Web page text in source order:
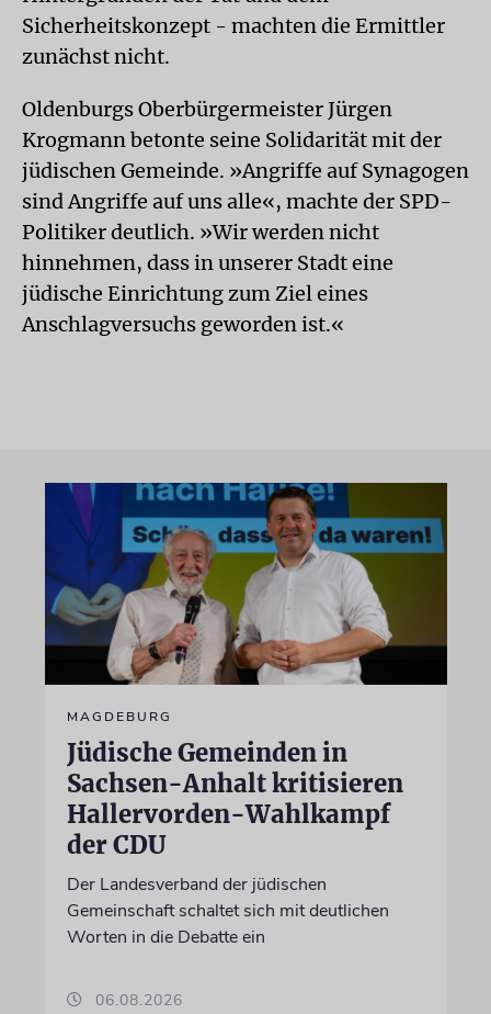
Sicherheitskonzept - machten die Ermittler
zunächst nicht.
Oldenburgs Oberbürgermeister Jürgen
Krogmann betonte seine Solidarität mit der
jüdischen Gemeinde. »Angriffe auf Synagogen
sind Angriffe auf uns alle«, machte der SPD-
Politiker deutlich. »Wir werden nicht
hinnehmen, dass in unserer Stadt eine
jüdische Einrichtung zum Ziel eines
Anschlagversuchs geworden ist.«
MAGDEBURG
Jüdische Gemeinden in
Sachsen-Anhalt kritisieren
Hallervorden-Wahlkampf
der CDU
Der Landesverband der jüdischen
Gemeinschaft schaltet sich mit deutlichen
Worten in die Debatte ein
06.08.2026